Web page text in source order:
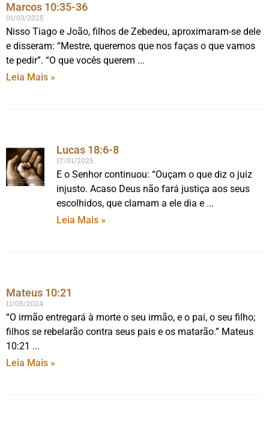
Marcos 10:35-36
01/03/2025
Nisso Tiago e João, filhos de Zebedeu, aproximaram-se dele
e disseram: “Mestre, queremos que nos faças o que vamos
te pedir”. “O que vocês querem
Leia Mais »
Lucas 18:6-8
17/01/2025
E o Senhor continuou: “Ouçam o que diz o juiz
injusto. Acaso Deus não fará justiça aos seus
escolhidos, que clamam a ele dia e
Leia Mais »
Mateus 10:21
11/08/2024
“O irmão entregará à morte o seu irmão, e o pai, o seu filho;
filhos se rebelarão contra seus pais e os matarão.” Mateus
10:21
Leia Mais »